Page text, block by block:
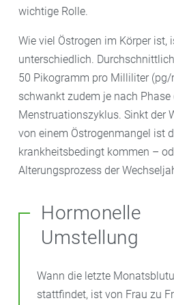
wichtige Rolle.
Wie viel Östrogen im Körper ist,
unterschiedlich.
50 Pikogramm pro Milliliter (pg/
schwankt zudem je nach Phase
Menstruationszyklus. Sinkt der
von einem Östrogenmangel ist
krankheitsbedingt kommen –
Alterungsprozess der
Hormonelle
Umstellung
Wann die letzte
stattfindet, ist von Frau zu